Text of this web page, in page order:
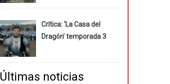
Crítica: ‘La Casa del
Dragón’ temporada 3
Últimas noticias